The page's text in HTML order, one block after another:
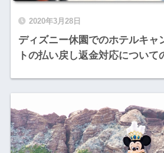
2020年3月28日
ディズニー休園でのホテルキャ
トの払い戻し返金対応について